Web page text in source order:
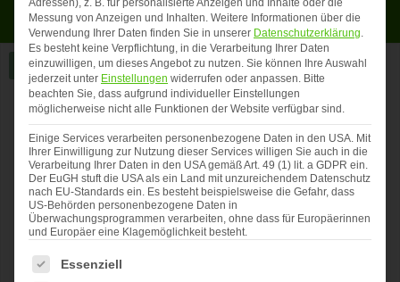
CodeBHF05im Warenkorb.
*Einmalig einlösbar und nicht kombinierbar*
Angebot!
Adressen), z. B. für personalisierte Anzeigen und Inhalte oder die
Messung von Anzeigen und Inhalten. Weitere Informationen über die
Verwendung Ihrer Daten finden Sie in unserer Datenschutzerklärung.
Es besteht keine Verpflichtung, in die Verarbeitung Ihrer Daten
einzuwilligen, um dieses Angebot zu nutzen. Sie können Ihre Auswahl
jederzeit unter Einstellungen widerrufen oder anpassen. Bitte
beachten Sie, dass aufgrund individueller Einstellungen
möglicherweise nicht alle Funktionen der Website verfügbar sind.
Einige Services verarbeiten personenbezogene Daten in den USA. Mit
Ihrer Einwilligung zur Nutzung dieser Services willigen Sie auch in die
Verarbeitung Ihrer Daten in den USA gemäß Art. 49 (1) lit. a GDPR ein.
Der EuGH stuft die USA als ein Land mit unzureichendem Datenschutz
nach EU-Standards ein. Es besteht beispielsweise die Gefahr, dass
US-Behörden personenbezogene Daten in
Überwachungsprogrammen verarbeiten, ohne dass für Europäerinnen
und Europäer eine Klagemöglichkeit besteht.
Es folgt eine Liste der Service-Gruppen, für die eine
Essenziell